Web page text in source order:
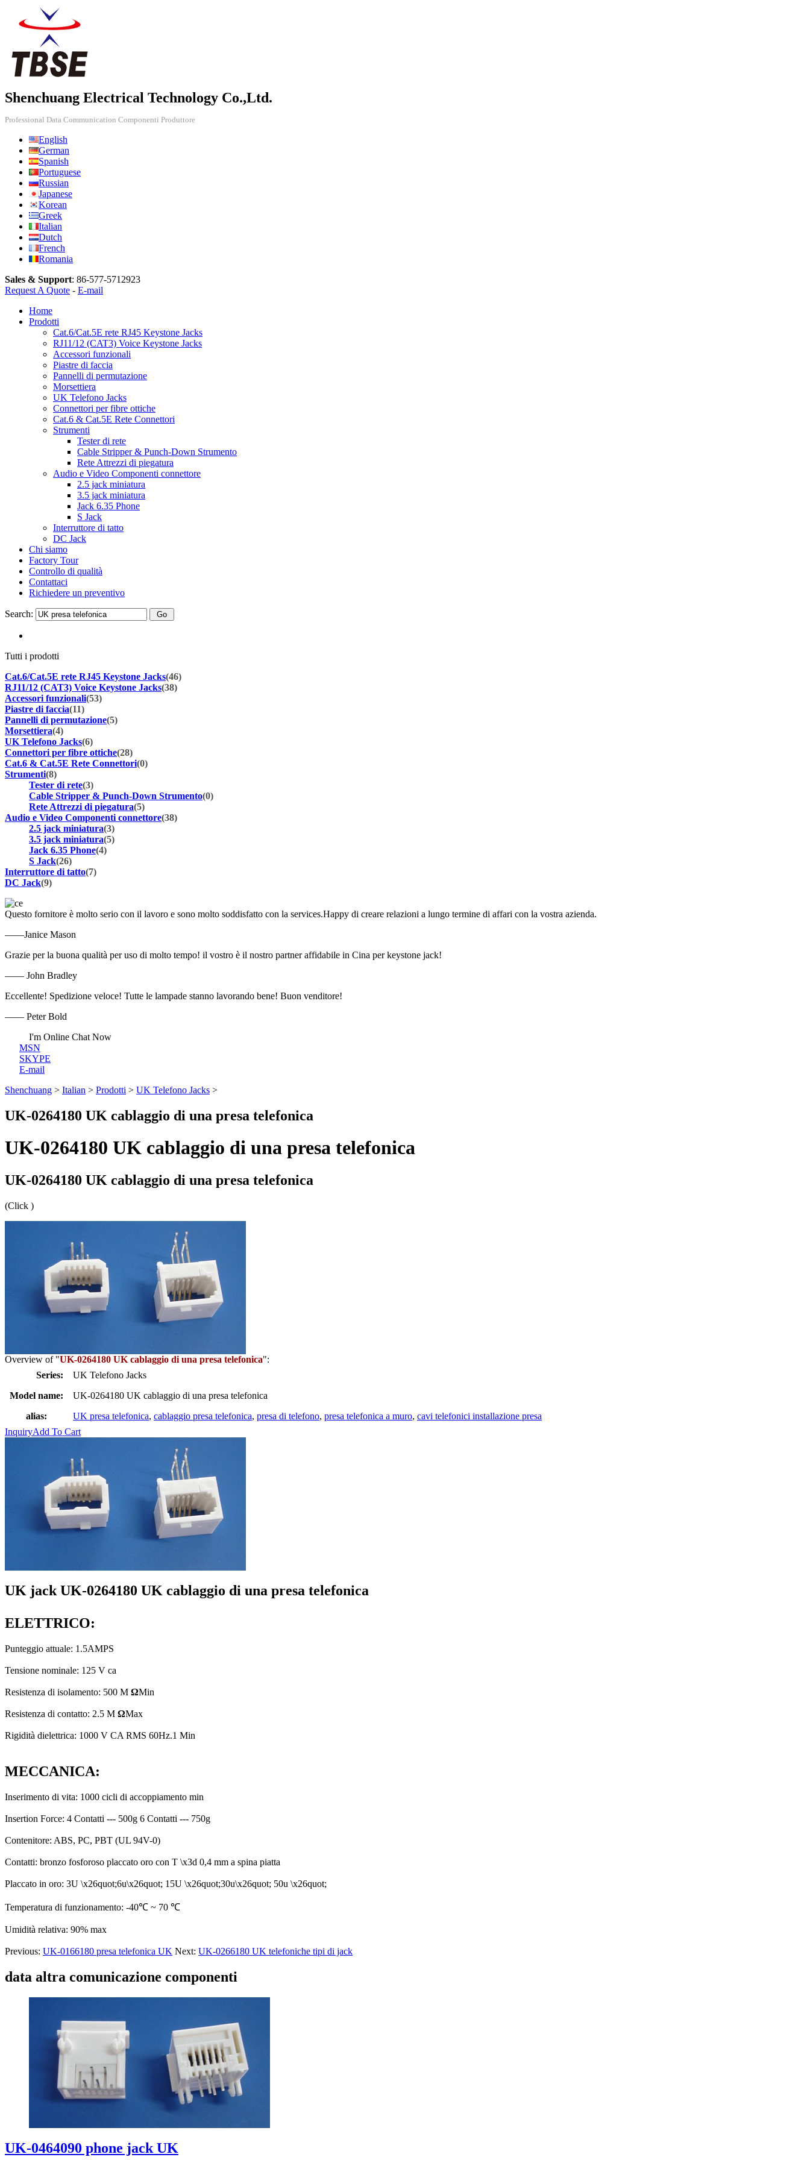
Shenchuang Electrical Technology Co.,Ltd.
Professional Data Communication Componenti Produttore
English
German
Spanish
Portuguese
Russian
Japanese
Korean
Greek
Italian
Dutch
French
Romania
Sales & Support: 86-577-5712923
Request A Quote - E-mail
Home
Prodotti
Cat.6/Cat.5E rete RJ45 Keystone Jacks
RJ11/12 (CAT3) Voice Keystone Jacks
Accessori funzionali
Piastre di faccia
Pannelli di permutazione
Morsettiera
UK Telefono Jacks
Connettori per fibre ottiche
Cat.6 & Cat.5E Rete Connettori
Strumenti
Tester di rete
Cable Stripper & Punch-Down Strumento
Rete Attrezzi di piegatura
Audio e Video Componenti connettore
2.5 jack miniatura
3.5 jack miniatura
Jack 6.35 Phone
S Jack
Interruttore di tatto
DC Jack
Chi siamo
Factory Tour
Controllo di qualità
Contattaci
Richiedere un preventivo
Search:
Tutti i prodotti
Cat.6/Cat.5E rete RJ45 Keystone Jacks(46)
RJ11/12 (CAT3) Voice Keystone Jacks(38)
Accessori funzionali(53)
Piastre di faccia(11)
Pannelli di permutazione(5)
Morsettiera(4)
UK Telefono Jacks(6)
Connettori per fibre ottiche(28)
Cat.6 & Cat.5E Rete Connettori(0)
Strumenti(8)
Tester di rete(3)
Cable Stripper & Punch-Down Strumento(0)
Rete Attrezzi di piegatura(5)
Audio e Video Componenti connettore(38)
2.5 jack miniatura(3)
3.5 jack miniatura(5)
Jack 6.35 Phone(4)
S Jack(26)
Interruttore di tatto(7)
DC Jack(9)
Questo fornitore è molto serio con il lavoro e sono molto soddisfatto con la services.Happy di creare relazioni a lungo termine di affari con la vostra azienda.
——Janice Mason
Grazie per la buona qualità per uso di molto tempo! il vostro è il nostro partner affidabile in Cina per keystone jack!
—— John Bradley
Eccellente! Spedizione veloce! Tutte le lampade stanno lavorando bene! Buon venditore!
—— Peter Bold
I'm Online Chat Now
MSN
SKYPE
E-mail
Shenchuang > Italian > Prodotti > UK Telefono Jacks >
UK-0264180 UK cablaggio di una presa telefonica
UK-0264180 UK cablaggio di una presa telefonica
UK-0264180 UK cablaggio di una presa telefonica
(Click )
Overview of "UK-0264180 UK cablaggio di una presa telefonica":
Series:
UK Telefono Jacks
Model name:
UK-0264180 UK cablaggio di una presa telefonica
alias:
UK presa telefonica, cablaggio presa telefonica, presa di telefono, presa telefonica a muro, cavi telefonici installazione presa
InquiryAdd To Cart
UK jack UK-0264180 UK cablaggio di una presa telefonica
ELETTRICO:
Punteggio attuale: 1.5AMPS
Tensione nominale: 125 V ca
Resistenza di isolamento: 500 M ΩMin
Resistenza di contatto: 2.5 M ΩMax
Rigidità dielettrica: 1000 V CA RMS 60Hz.1 Min
MECCANICA:
Inserimento di vita: 1000 cicli di accoppiamento min
Insertion Force: 4 Contatti --- 500g 6 Contatti --- 750g
Contenitore: ABS, PC, PBT (UL 94V-0)
Contatti: bronzo fosforoso placcato oro con T \x3d 0,4 mm a spina piatta
Placcato in oro: 3U \x26quot;6u\x26quot; 15U \x26quot;30u\x26quot; 50u \x26quot;
Temperatura di funzionamento: -40℃ ~ 70 ℃
Umidità relativa: 90% max
Previous: UK-0166180 presa telefonica UK Next: UK-0266180 UK telefoniche tipi di jack
data altra comunicazione componenti
UK-0464090 phone jack UK